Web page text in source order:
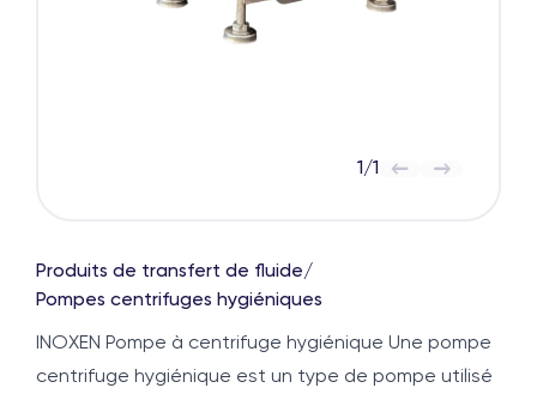
1/1
Produits de transfert de fluide/
Pompes centrifuges hygiéniques
INOXEN Pompe à centrifuge hygiénique Une pompe
centrifuge hygiénique est un type de pompe utilisé